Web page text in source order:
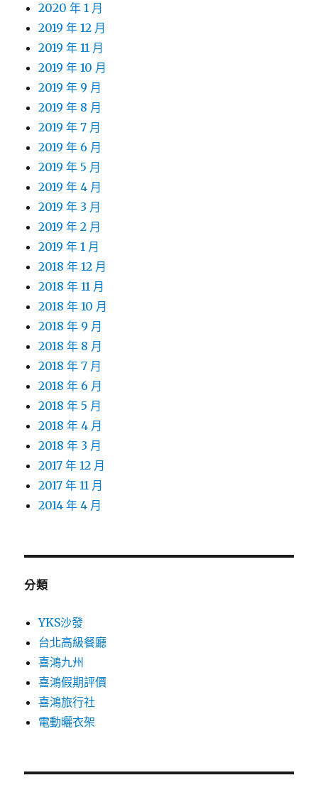
2020 年 1 月
2019 年 12 月
2019 年 11 月
2019 年 10 月
2019 年 9 月
2019 年 8 月
2019 年 7 月
2019 年 6 月
2019 年 5 月
2019 年 4 月
2019 年 3 月
2019 年 2 月
2019 年 1 月
2018 年 12 月
2018 年 11 月
2018 年 10 月
2018 年 9 月
2018 年 8 月
2018 年 7 月
2018 年 6 月
2018 年 5 月
2018 年 4 月
2018 年 3 月
2017 年 12 月
2017 年 11 月
2014 年 4 月
分類
YKS沙發
台北高級餐廳
喜鴻九州
喜鴻假期評價
喜鴻旅行社
電動曬衣架